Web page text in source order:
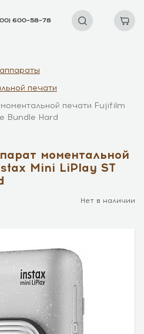
600–58–78
печати
печати Fujifilm
Bundle Hard
моментальной
Mini LiPlay ST
Нет в наличии